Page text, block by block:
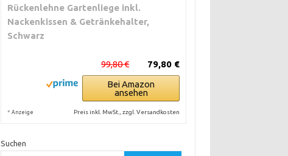
Rückenlehne Gartenliege inkl.
Nackenkissen & Getränkehalter,
Schwarz
79,80 €
99,80 €
Bei Amazon
ansehen
* Anzeige Preis inkl. MwSt., zzgl. Versandkosten
Suchen